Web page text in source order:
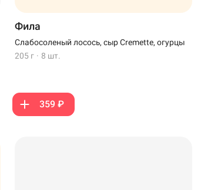
Фила
Слабосоленый лосось, сыр Cremette, огурцы
205 г · 8 шт.
359 ₽